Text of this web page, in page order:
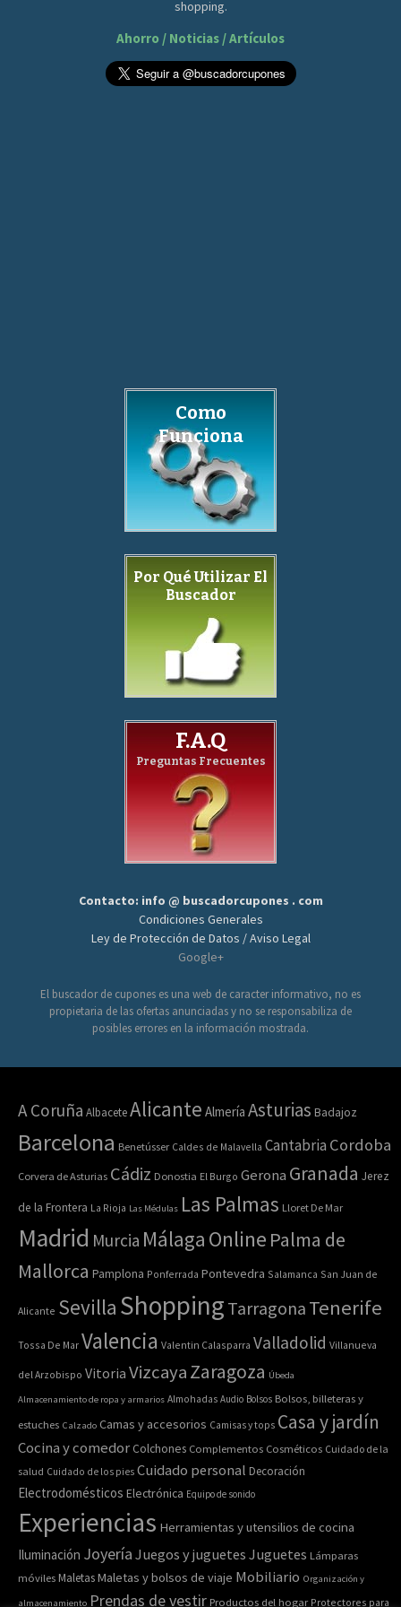
shopping.
Ahorro / Noticias / Artículos
Como
Funciona
Por Qué Utilizar El
Buscador
F.A.Q
Preguntas Frecuentes
Contacto: info @ buscadorcupones . com
Condiciones Generales
Ley de Protección de Datos / Aviso Legal
Google+
El buscador de cupones es una web de caracter informativo, no es
propietaria de las ofertas anunciadas y no se responsabiliza de
posibles errores en la información mostrada.
A Coruña AlbaceteAlicante Almería Asturias Badajoz
Barcelona Benetússer Caldes de Malavella Cantabria Cordoba
Corvera de Asturias Cádiz Donostia El Burgo Gerona Granada Jerez
de la Frontera La Rioja Las Médulas Las Palmas Lloret De Mar
Madrid Murcia Málaga Online Palma de
Mallorca Pamplona Ponferrada Pontevedra Salamanca San Juan de
Alicante Sevilla Shopping Tarragona Tenerife
Tossa De Mar Valencia Valentin Calasparra Valladolid Villanueva
del Arzobispo Vitoria VizcayaZaragoza Úbeda
Almacenamiento de ropa y armarios Almohadas Audio Bolsos Bolsos, billeteras y
estuches Calzado Camas y accesorios Camisas y tops Casa y jardín
Cocina y comedor Colchones Complementos Cosméticos Cuidado de la
salud Cuidado de los pies Cuidado personal Decoración
Electrodomésticos Electrónica Equipo de sonido
Experiencias Herramientas y utensilios de cocina
Iluminación Joyería Juegos y juguetes Juguetes Lámparas
móviles MaletasMaletas y bolsos de viaje Mobiliario Organización y
almacenamiento Prendas de vestir Productos del hogar Protectores para